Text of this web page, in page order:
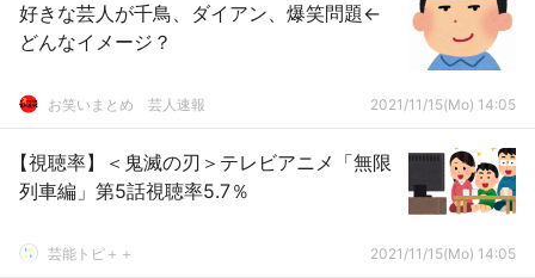
好きな芸人が千鳥、ダイアン、爆笑問題←
どんなイメージ？
お笑いまとめ 芸人速報 2021/11/15(Mo) 14:05
【視聴率】＜鬼滅の刃＞テレビアニメ「無限
列車編」第5話視聴率5.7％
芸能トピ＋＋ 2021/11/15(Mo) 14:05